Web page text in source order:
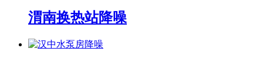
渭南换热站降噪